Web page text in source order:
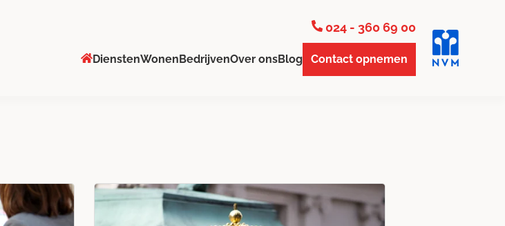
024 - 360 69 00
DienstenWonenBedrijvenOver onsBlog Contact opnemen